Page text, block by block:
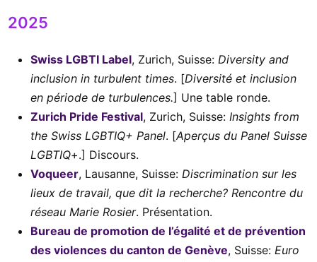
2025
Swiss LGBTI Label, Zurich, Suisse: Diversity and
inclusion in turbulent times. [Diversité et inclusion
en période de turbulences.] Une table ronde.
Zurich Pride Festival, Zurich, Suisse: Insights from
the Swiss LGBTIQ+ Panel. [Aperçus du Panel Suisse
LGBTIQ+.] Discours.
Voqueer, Lausanne, Suisse: Discrimination sur les
lieux de travail, que dit la recherche? Rencontre du
réseau Marie Rosier. Présentation.
Bureau de promotion de l’égalité et de prévention
des violences du canton de Genève, Suisse: Euro